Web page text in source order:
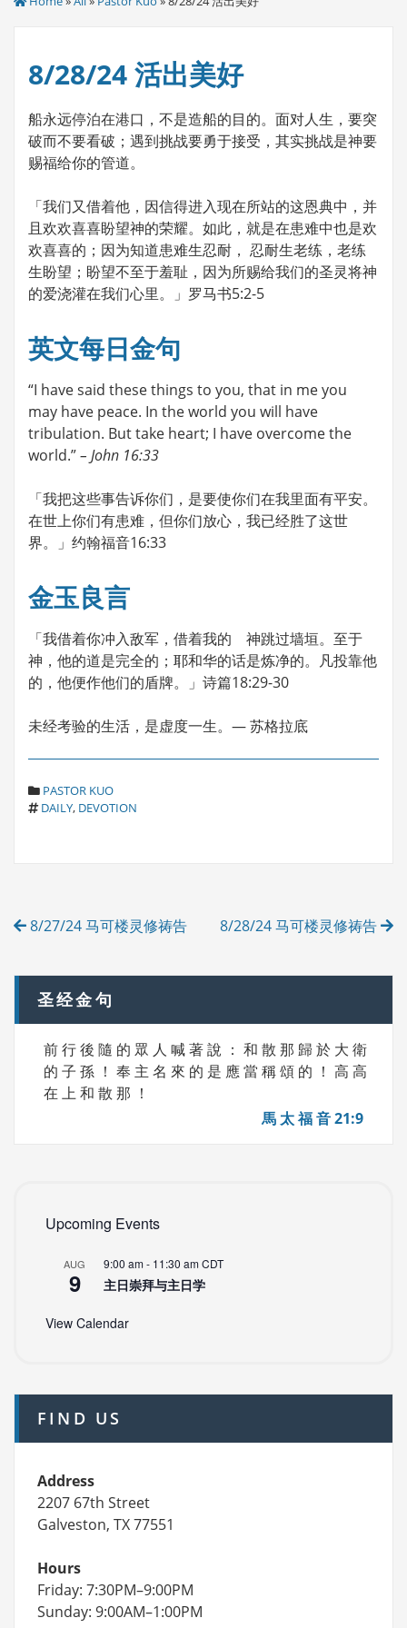
8/28/24 活出美好
船永远停泊在港口，不是造船的目的。面对人生，要突
破而不要看破；遇到挑战要勇于接受，其实挑战是神要
赐福给你的管道。
「我们又借着他，因信得进入现在所站的这恩典中，并
且欢欢喜喜盼望神的荣耀。如此，就是在患难中也是欢
欢喜喜的；因为知道患难生忍耐， 忍耐生老练，老练
生盼望；盼望不至于羞耻，因为所赐给我们的圣灵将神
的爱浇灌在我们心里。」罗马书5:2-5
英文每日金句
“I have said these things to you, that in me you
may have peace. In the world you will have
tribulation. But take heart; I have overcome the
world.”– John 16:33
「我把这些事告诉你们，是要使你们在我里面有平安。
在世上你们有患难，但你们放心，我已经胜了这世
界。」约翰福音16:33
金玉良言
「我借着你冲入敌军，借着我的 神跳过墙垣。至于
神，他的道是完全的；耶和华的话是炼净的。凡投靠他
的，他便作他们的盾牌。」诗篇18:29-30
未经考验的生活，是虚度一生。— 苏格拉底
C
A
E
PASTOR KUO
T
DAILY, DEVOTION
Post
8/27/24 马可楼灵修祷告 8/28/24 马可楼灵修祷告
圣经金句
前 行 後 隨 的 眾 人 喊 著 說 ： 和 散 那 歸 於 大 衛
的 子 孫 ！ 奉 主 名 來 的 是 應 當 稱 頌 的 ！ 高 高
在 上 和 散 那 ！
馬 太 福 音 21:9
Upcoming Events
AUG
9
9:00 am- 11:30 amCDT
主日崇拜与主日学
View Calendar
FIND US
Address
2207 67th Street
Galveston, TX 77551
Hours
Friday: 7:30PM–9:00PM
Sunday: 9:00AM–1:00PM